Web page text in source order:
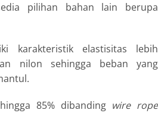
pilihan bahan lain berupa
karakteristik elastisitas lebih
nilon sehingga beban yang
85% dibanding wire rope